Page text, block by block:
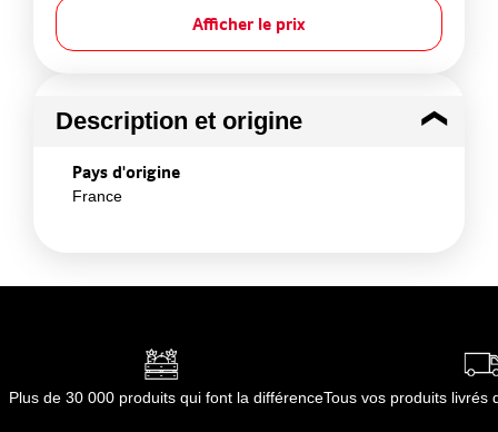
Afficher le prix
Description et origine
Pays d'origine
France
Plus de 30 000 produits qui font la différenceTous vos produits livrés